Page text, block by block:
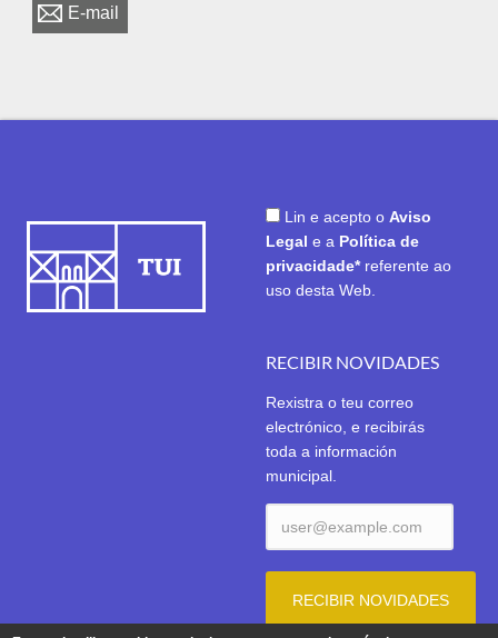
E-mail
Lin e acepto o Aviso
Legal e a Política de
privacidade* referente ao
uso desta Web.
RECIBIR NOVIDADES
Rexistra o teu correo
electrónico, e recibirás
toda a información
municipal.